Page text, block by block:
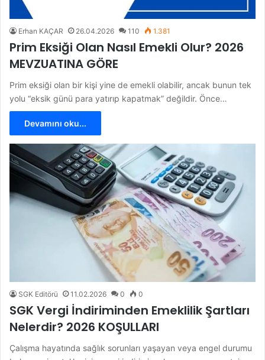
Erhan KAÇAR 26.04.2026 110 1.381
Prim Eksiği Olan Nasıl Emekli Olur? 2026
MEVZUATINA GÖRE
Prim eksiği olan bir kişi yine de emekli olabilir, ancak bunun tek
yolu “eksik günü para yatırıp kapatmak” değildir. Önce…
Devamını oku...
SGK Editörü 11.02.2026 0 0
SGK Vergi İndiriminden Emeklilik Şartları
Nelerdir? 2026 KOŞULLARI
Çalışma hayatında sağlık sorunları yaşayan veya engel durumu